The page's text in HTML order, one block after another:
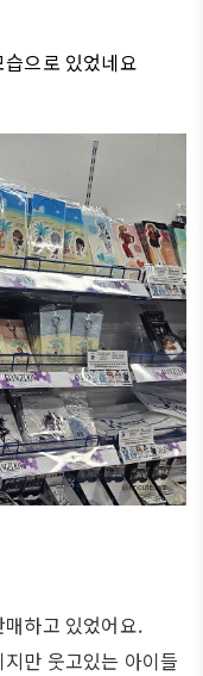
으로 있었네요
하고 있었어요.
만 웃고있는 아이들